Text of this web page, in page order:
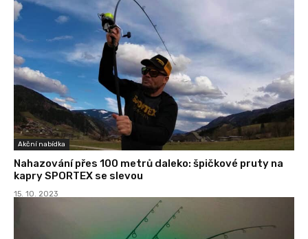
Akční nabídka
Nahazování přes 100 metrů daleko: špičkové pruty na
kapry SPORTEX se slevou
15. 10. 2023